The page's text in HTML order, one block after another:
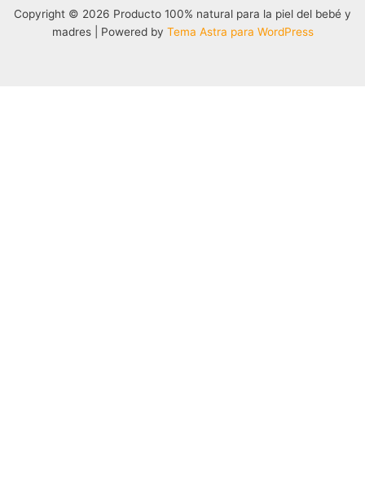
Copyright © 2026 Producto 100% natural para la piel del bebé y
madres | Powered by Tema Astra para WordPress